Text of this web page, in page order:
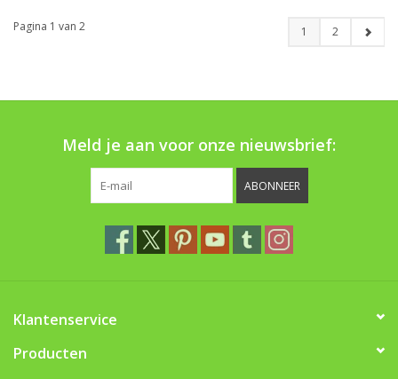
Pagina 1 van 2 1 2
Meld je aan voor onze nieuwsbrief:
ABONNEER
Klantenservice
Producten